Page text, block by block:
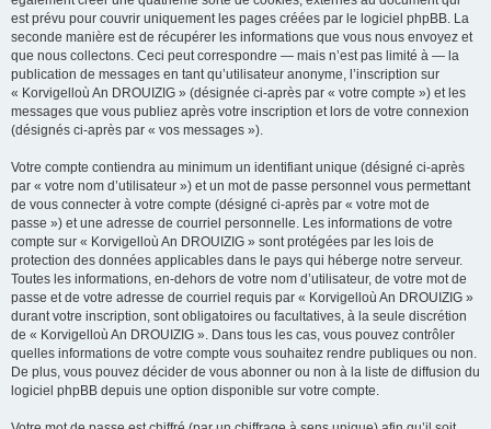
est prévu pour couvrir uniquement les pages créées par le logiciel phpBB. La
seconde manière est de récupérer les informations que vous nous envoyez et
que nous collectons. Ceci peut correspondre — mais n’est pas limité à — la
publication de messages en tant qu’utilisateur anonyme, l’inscription sur
« Korvigelloù An DROUIZIG » (désignée ci-après par « votre compte ») et les
messages que vous publiez après votre inscription et lors de votre connexion
(désignés ci-après par « vos messages »).
Votre compte contiendra au minimum un identifiant unique (désigné ci-après
par « votre nom d’utilisateur ») et un mot de passe personnel vous permettant
de vous connecter à votre compte (désigné ci-après par « votre mot de
passe ») et une adresse de courriel personnelle. Les informations de votre
compte sur « Korvigelloù An DROUIZIG » sont protégées par les lois de
protection des données applicables dans le pays qui héberge notre serveur.
Toutes les informations, en-dehors de votre nom d’utilisateur, de votre mot de
passe et de votre adresse de courriel requis par « Korvigelloù An DROUIZIG »
durant votre inscription, sont obligatoires ou facultatives, à la seule discrétion
de « Korvigelloù An DROUIZIG ». Dans tous les cas, vous pouvez contrôler
quelles informations de votre compte vous souhaitez rendre publiques ou non.
De plus, vous pouvez décider de vous abonner ou non à la liste de diffusion du
logiciel phpBB depuis une option disponible sur votre compte.